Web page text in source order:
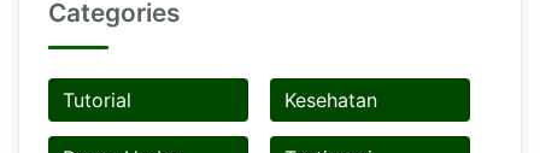
Categories
Tutorial Kesehatan